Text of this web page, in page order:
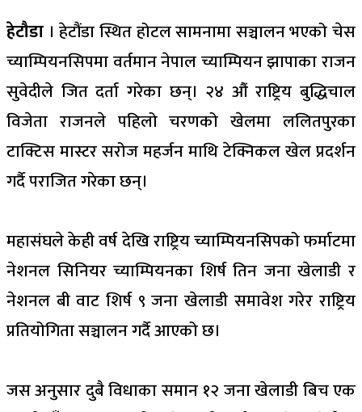
हेटौडा । हेटौंडा स्थित होटल सामनामा सञ्चालन भएको चेस
च्याम्पियनसिपमा वर्तमान नेपाल च्याम्पियन झापाका राजन
सुवेदीले जित दर्ता गरेका छन्। २४ औं राष्ट्रिय बुद्धिचाल
विजेता राजनले पहिलो चरणको खेलमा ललितपुरका
टाक्टिस मास्टर सरोज महर्जन माथि टेक्निकल खेल प्रदर्शन
गर्दै पराजित गरेका छन्।
महासंघले केही वर्ष देखि राष्ट्रिय च्याम्पियनसिपको फर्माटमा
नेशनल सिनियर च्याम्पियनका शिर्ष तिन जना खेलाडी र
नेशनल बी वाट शिर्ष ९ जना खेलाडी समावेश गरेर राष्ट्रिय
प्रतियोगिता सञ्चालन गर्दै आएको छ।
जस अनुसार दुबै विधाका समान १२ जना खेलाडी बिच एक